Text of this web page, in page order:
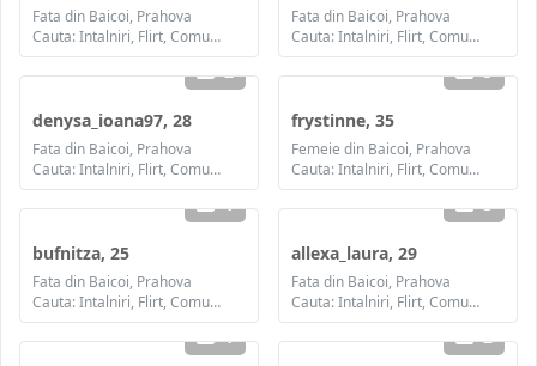
Fata din Baicoi, Prahova
Cauta: Intalniri, Flirt, Comunicare / chat, Prietenie, Casatorie
Fata din Baicoi, Prahova
Cauta: Intalniri, Flirt, Comunicare / chat, Prietenie, Casatorie
2
denysa_ioana97, 28
Fata din Baicoi, Prahova
Cauta: Intalniri, Flirt, Comunicare / chat, Prietenie, Casatorie
3
frystinne, 35
Femeie din Baicoi, Prahova
Cauta: Intalniri, Flirt, Comunicare / chat, Prietenie, Casatorie
1
bufnitza, 25
Fata din Baicoi, Prahova
Cauta: Intalniri, Flirt, Comunicare / chat, Prietenie, Casatorie
3
allexa_laura, 29
Fata din Baicoi, Prahova
Cauta: Intalniri, Flirt, Comunicare / chat, Prietenie, Casatorie
1 2